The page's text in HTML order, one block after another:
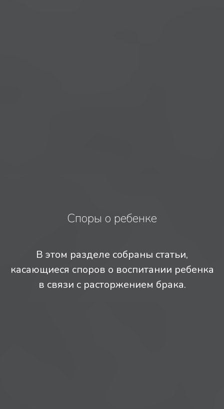
Споры о ребенке
В этом разделе собраны статьи,
касающиеся споров о воспитании ребенка
в связи с расторжением брака.